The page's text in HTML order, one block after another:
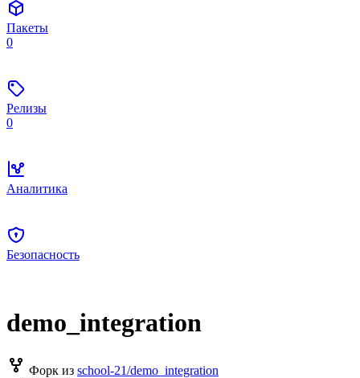
Пакеты
0
Релизы
0
Аналитика
Безопасность
demo_integration
Форк из school-21/demo_integration